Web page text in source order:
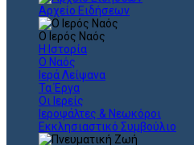
Αρχείο Ειδήσεων
Ο Ιερός Ναός
Η Ιστορία
Ο Ναός
Ιερά Λείψανα
Τα Έργα
Οι Ιερείς
Ιεροψάλτες & Νεωκόροι
Εκκλησιαστικό Συμβούλιο